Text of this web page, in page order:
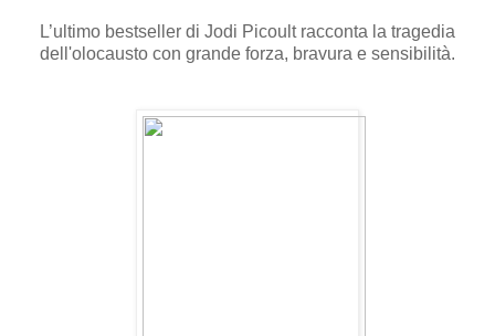
L’ultimo bestseller di Jodi Picoult racconta la tragedia
dell'olocausto con grande forza, bravura e sensibilità.